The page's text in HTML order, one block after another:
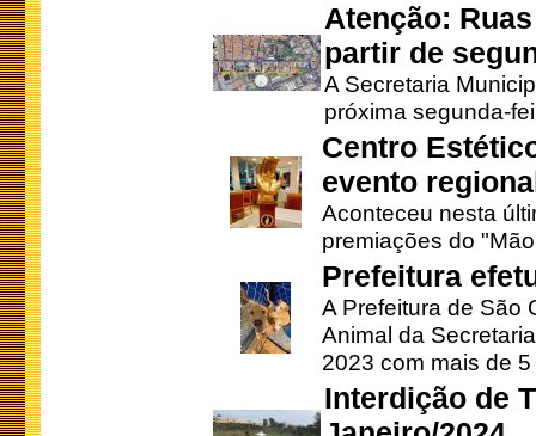
Atenção:
partir de
A Secretaria
próxima segunda-
Centro
evento
Aconteceu nesta
premiações do
Prefeitura
A Prefeitura de São
Animal da
2023 com mais de 5
Interdição de